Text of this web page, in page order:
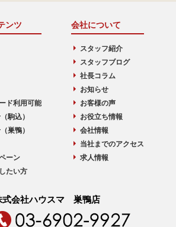
ンツ
ド利用可能
駒込）
巣鴨）
ーン
たい方
会社について
スタッフ紹介
スタッフブログ
社長コラム
お知らせ
お客様の声
お役立ち情報
会社情報
当社までのアクセス
求人情報
式会社ハウスマ 巣鴨店